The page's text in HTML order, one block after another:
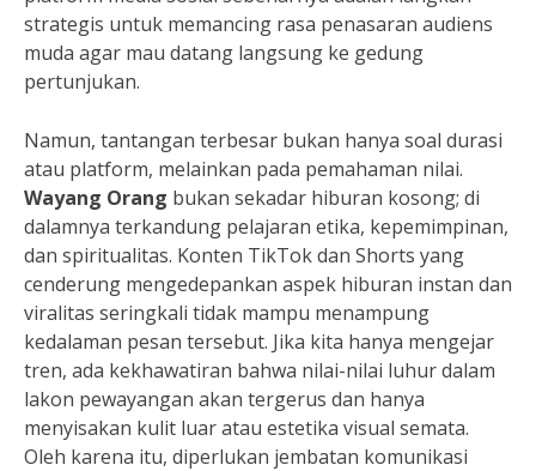
strategis untuk memancing rasa penasaran audiens
muda agar mau datang langsung ke gedung
pertunjukan.
Namun, tantangan terbesar bukan hanya soal durasi
atau platform, melainkan pada pemahaman nilai.
Wayang Orang bukan sekadar hiburan kosong; di
dalamnya terkandung pelajaran etika, kepemimpinan,
dan spiritualitas. Konten TikTok dan Shorts yang
cenderung mengedepankan aspek hiburan instan dan
viralitas seringkali tidak mampu menampung
kedalaman pesan tersebut. Jika kita hanya mengejar
tren, ada kekhawatiran bahwa nilai-nilai luhur dalam
lakon pewayangan akan tergerus dan hanya
menyisakan kulit luar atau estetika visual semata.
Oleh karena itu, diperlukan jembatan komunikasi